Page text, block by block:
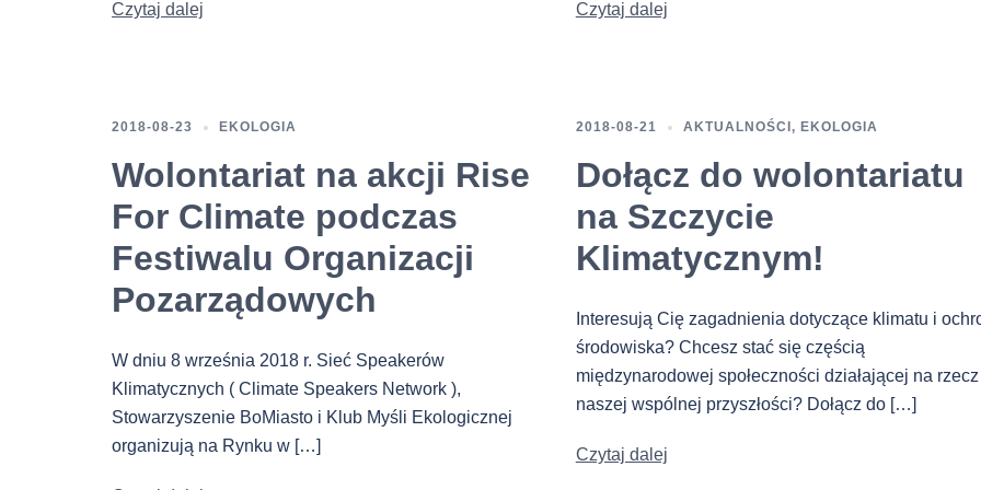
Czytaj dalej Czytaj dalej
2018-08-23 EKOLOGIA
Wolontariat na akcji Rise
For Climate podczas
Festiwalu Organizacji
Pozarządowych
W dniu 8 września 2018 r. Sieć Speakerów
Klimatycznych ( Climate Speakers Network ),
Stowarzyszenie BoMiasto i Klub Myśli Ekologicznej
organizują na Rynku w […]
2018-08-21 AKTUALNOŚCI, EKOLOGIA
Dołącz do wolontariatu
na Szczycie
Klimatycznym!
Interesują Cię zagadnienia dotyczące klimatu i
środowiska? Chcesz stać się częścią
międzynarodowej społeczności działającej na rzecz
naszej wspólnej przyszłości? Dołącz do […]
Czytaj dalej